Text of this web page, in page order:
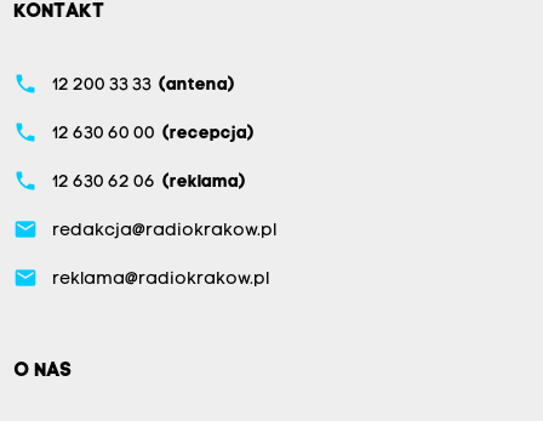
KONTAKT
phone 12 200 33 33 (antena)
phone 12 630 60 00 (recepcja)
phone 12 630 62 06 (reklama)
email redakcja@radiokrakow.pl
email reklama@radiokrakow.pl
O NAS